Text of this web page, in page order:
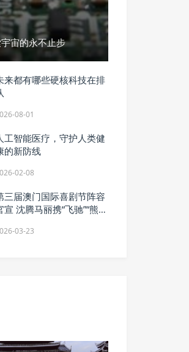
宙的永不止步
来都有哪些硬核科技在排
08-01
工智能医疗，守护人类健
的新防线
02-08
三届澳门国际喜剧节阵容
宣 沈腾马丽携“飞驰”“熊
03-23